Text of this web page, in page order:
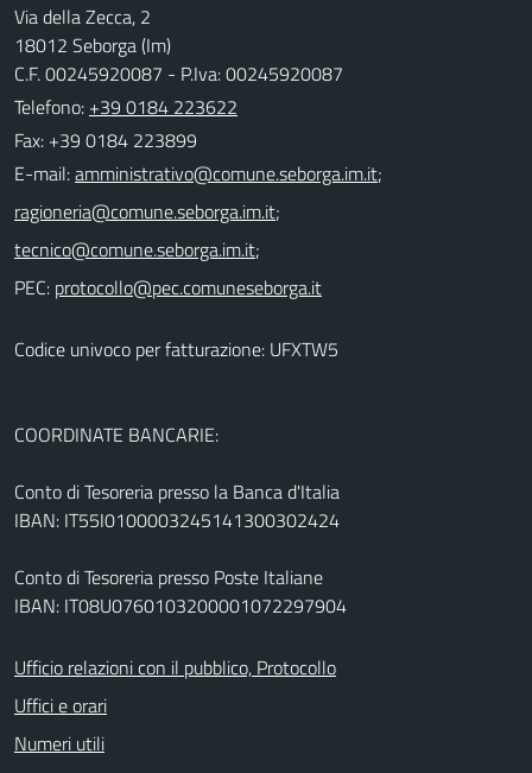
Via della Zecca, 2
18012 Seborga (Im)
C.F. 00245920087 - P.Iva: 00245920087
Telefono: +39 0184 223622
Fax: +39 0184 223899
E-mail:
;
;
;
PEC:
Codice univoco per fatturazione: UFXTW5
COORDINATE BANCARIE:
Conto di Tesoreria presso la Banca d'Italia
IBAN: IT55I0100003245141300302424
Conto di Tesoreria presso Poste Italiane
IBAN: IT08U0760103200001072297904
Ufficio relazioni con il pubblico, Protocollo
Uffici e orari
Numeri utili